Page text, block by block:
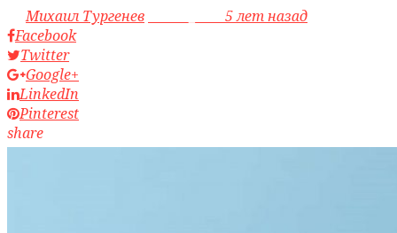
byМихаил Тургенев
5 лет назад
Facebook
Twitter
Google+
LinkedIn
Pinterest
share